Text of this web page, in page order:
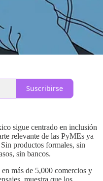
Suscribirse
sigue centrado en inclusión
relevante de las PyMEs ya
productos formales, sin
sin bancos.
más de 5,000 comercios y
muestra que los